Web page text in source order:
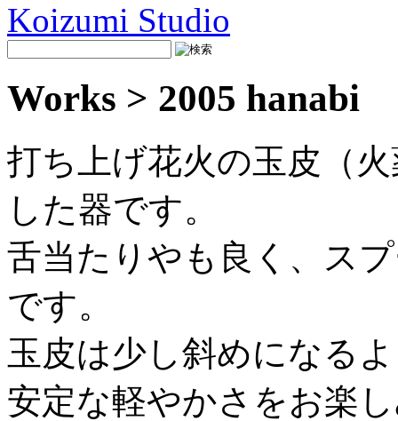
Koizumi Studio
Works > 2005 hanabi
打ち上げ花火の玉皮（
した器です。
舌当たりやも良く、ス
です。
玉皮は少し斜めになる
安定な軽やかさをお楽